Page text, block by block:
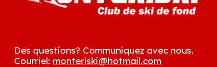
Des questions? Communiquez avec nous.
Courriel: monteriski@hotmail.com